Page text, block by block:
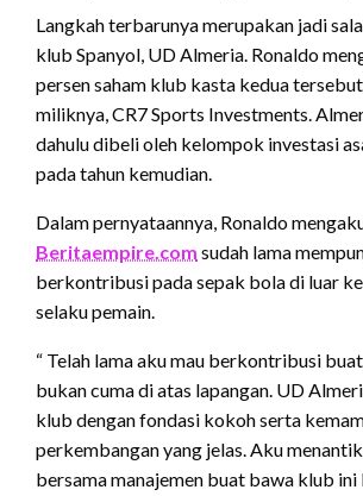
Langkah terbarunya merupakan jadi
klub Spanyol, UD Almeria. Ronaldo
persen saham klub kasta kedua
miliknya, CR7 Sports Investments.
dahulu dibeli oleh kelompok investasi
pada tahun kemudian.
Dalam pernyataannya, Ronaldo
Beritaempire.com sudah lama
berkontribusi pada sepak bola di luar
selaku pemain.
“ Telah lama aku mau berkontribusi
bukan cuma di atas lapangan. UD
klub dengan fondasi kokoh serta
perkembangan yang jelas. Aku
bersama manajemen buat bawa klub ini